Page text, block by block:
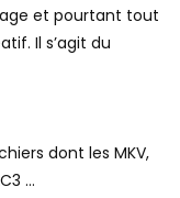
et pourtant tout
Il s’agit du
dont les MKV,
…